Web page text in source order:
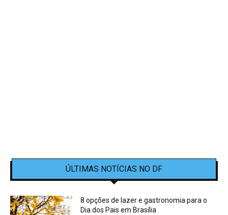
ÚLTIMAS NOTÍCIAS NO DF
8 opções de lazer e gastronomia para o
Dia dos Pais em Brasília